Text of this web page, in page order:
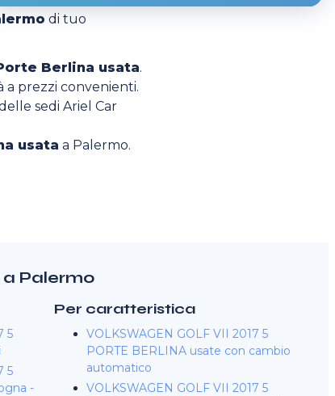
di tuo
Berlina usata.
a prezzi convenienti.
sedi Ariel Car
usata a Palermo.
Palermo
5
5
-
Per caratteristica
VOLKSWAGEN GOLF VII 2017 5
PORTE BERLINA usate con cambio
automatico
VOLKSWAGEN GOLF VII 2017 5